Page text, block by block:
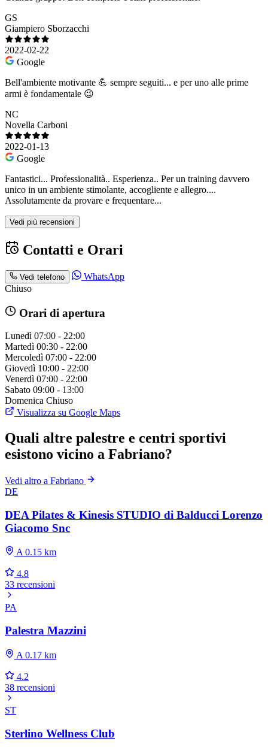
GS
Giampiero Sborzacchi
2022-02-22
Google
Bell'ambiente motivante 💪 sempre seguiti... e per uno alle prime
armi è fondamentale 😉
NC
Novella Carboni
2022-01-13
Google
Fantastici... Professionalità.. Esperienza.. Per un training davvero
unico in un ambiente stimolante, accogliente e allegro....
Assolutamente da provare e frequentare...
Vedi più recensioni
Contatti e Orari
Vedi telefono
WhatsApp
Chiuso
Orari di apertura
Lunedì 07:00 - 22:00
Martedì 00:30 - 22:00
Mercoledì 07:00 - 22:00
Giovedì 10:00 - 22:00
Venerdì 07:00 - 22:00
Sabato 09:00 - 13:00
Domenica Chiuso
Visualizza su Google Maps
Quali altre palestre e centri sportivi
esistono vicino a Fabriano?
Vedi altro a Fabriano
DE
DEA Pilates & Kinesis STUDIO di Balducci Lorenzo
Giacomo Snc
A 0.15 km
4.8
33 recensioni
PA
Palestra Mazzini
A 0.17 km
4.2
38 recensioni
ST
Sterlino Wellness Club